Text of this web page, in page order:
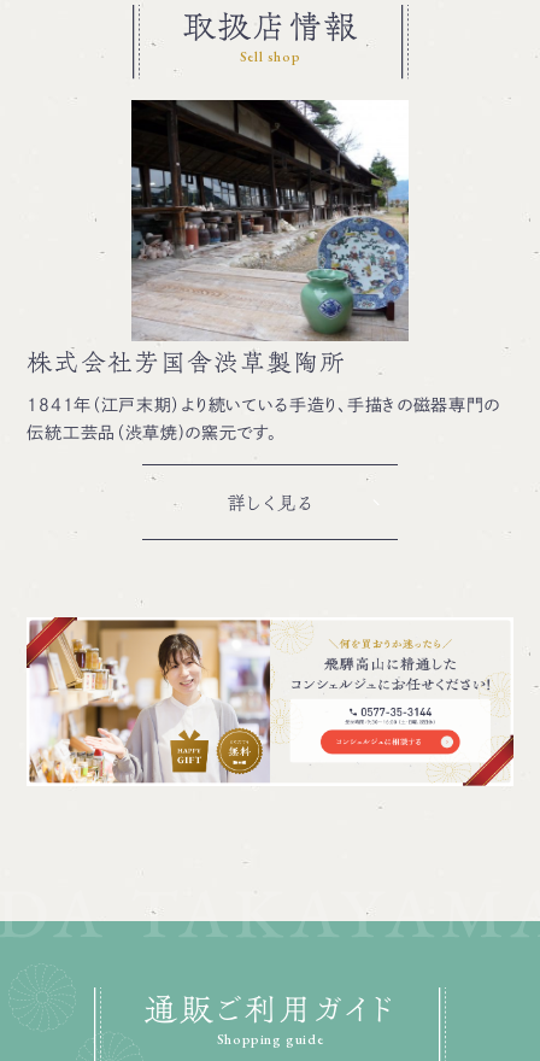
取扱店情報
Sell shop
株式会社芳国舎渋草製陶所
1841年（江戸末期）より続いている手造り、手描きの磁器専門の
伝統工芸品（渋草焼)の窯元です。
詳しく見る
通販ご利用ガイド
Shopping guide